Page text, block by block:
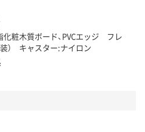
化粧木質ボード、PVCエッジ フレ
装） キャスター:ナイロン